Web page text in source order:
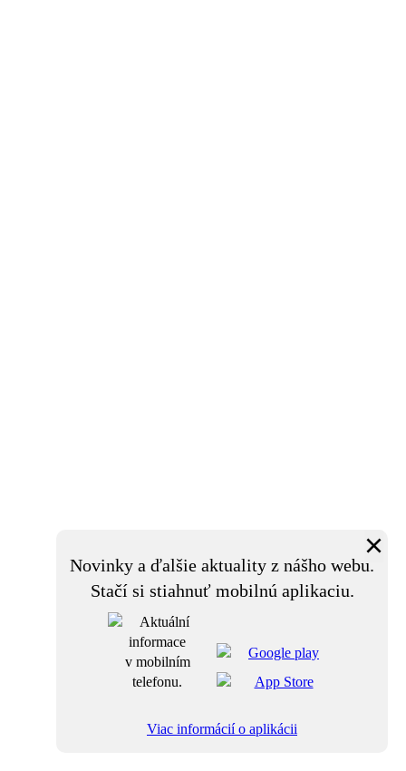
Novinky a ďalšie aktuality z nášho webu.
Stačí si stiahnuť mobilnú aplikaciu.
×
Viac informácií o aplikácii